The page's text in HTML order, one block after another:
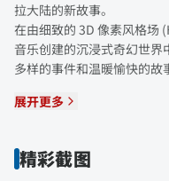
拉大陆的新故事。
在由细致的 3D 像素风格场
音乐创建的沉浸式奇幻世
多样的事件和温暖愉快的故
展开更多
精彩截图